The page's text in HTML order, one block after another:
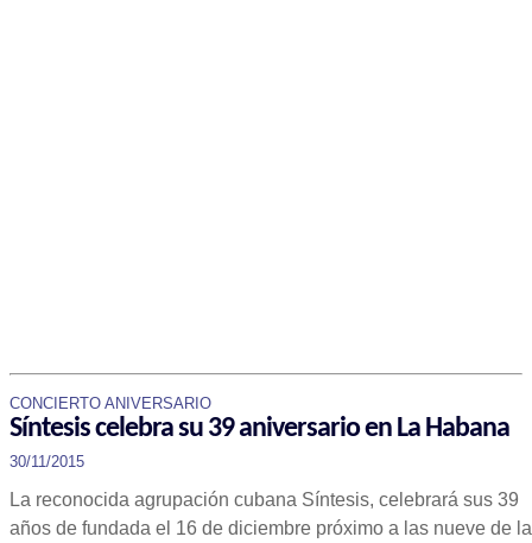
CONCIERTO ANIVERSARIO
Síntesis celebra su 39 aniversario en La Habana
30/11/2015
La reconocida agrupación cubana Síntesis, celebrará sus 39
años de fundada el 16 de diciembre próximo a las nueve de la